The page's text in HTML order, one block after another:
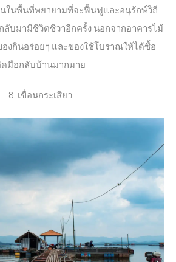
ในพื้นที่พยายามที่จะฟื้นฟูและอนุรักษ์วิถี
ลับมามีชีวิตชีวาอีกครั้ง นอกจากอาคารไม้
งกินอร่อยๆ และของใช้โบราณให้ได้ซื้อ
มือกลับบ้านมากมาย
8. เขื่อนกระเสียว